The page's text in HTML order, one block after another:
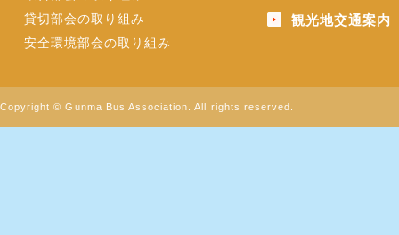
貸切部会の取り組み
安全環境部会の取り組み
観光地交通案内
Copyright © Gunma Bus Association. All rights reserved.